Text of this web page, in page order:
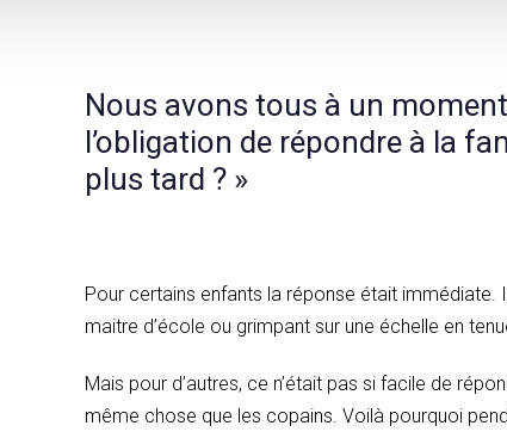
Nous avons tous à un
l’obligation de répondre à la
plus tard ? »
Pour certains enfants la réponse était immédiate.
maitre d’école ou grimpant sur une échelle en
Mais pour d’autres, ce n’était pas si facile de
même chose que les copains. Voilà pourquoi